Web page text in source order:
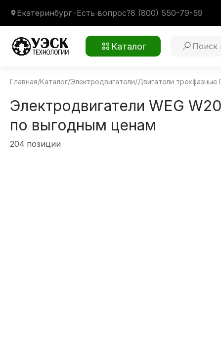
Екатеринбург Есть вопрос?8 (800) 550-79-59
Каталог
Главная/Каталог/Электродвигатели/Двигатели трехфазные
Электродвигатели WEG
по выгодным ценам
204 позиции